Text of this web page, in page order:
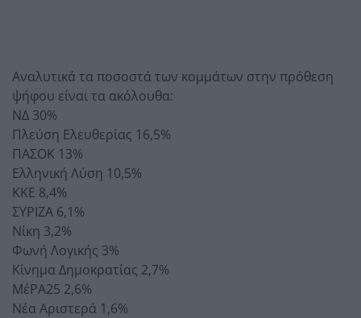
Αναλυτικά τα ποσοστά των κομμάτων στην πρόθεση
ψήφου είναι τα ακόλουθα:
ΝΔ 30%
Πλεύση Ελευθερίας 16,5%
ΠΑΣΟΚ 13%
Ελληνική Λύση 10,5%
ΚΚΕ 8,4%
ΣΥΡΙΖΑ 6,1%
Νίκη 3,2%
Φωνή Λογικής 3%
Κίνημα Δημοκρατίας 2,7%
ΜέΡΑ25 2,6%
Νέα Αριστερά 1,6%